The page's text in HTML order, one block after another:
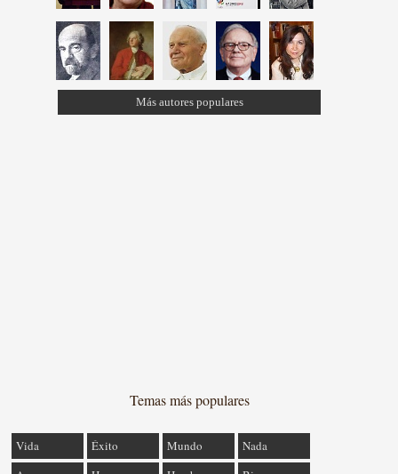
Más autores populares
Temas más populares
Vida Éxito Mundo
Nada